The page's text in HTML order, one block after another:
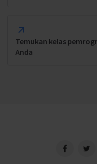
Temukan kelas
Anda